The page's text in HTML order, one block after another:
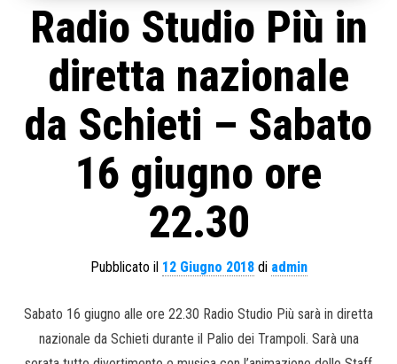
Radio Studio Più in
diretta nazionale
da Schieti – Sabato
16 giugno ore
22.30
Pubblicato il 12 Giugno 2018di admin
Sabato 16 giugno alle ore 22.30 Radio Studio Più sarà in diretta
nazionale da Schieti durante il Palio dei Trampoli. Sarà una